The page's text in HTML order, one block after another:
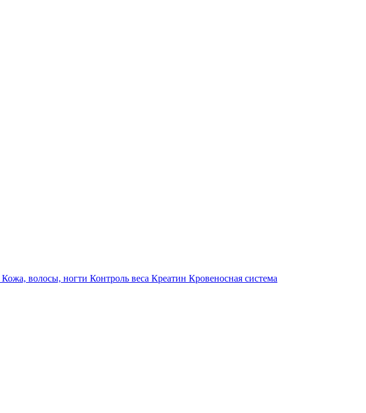
Кожа, волосы, ногти Контроль веса Креатин Кровеносная система